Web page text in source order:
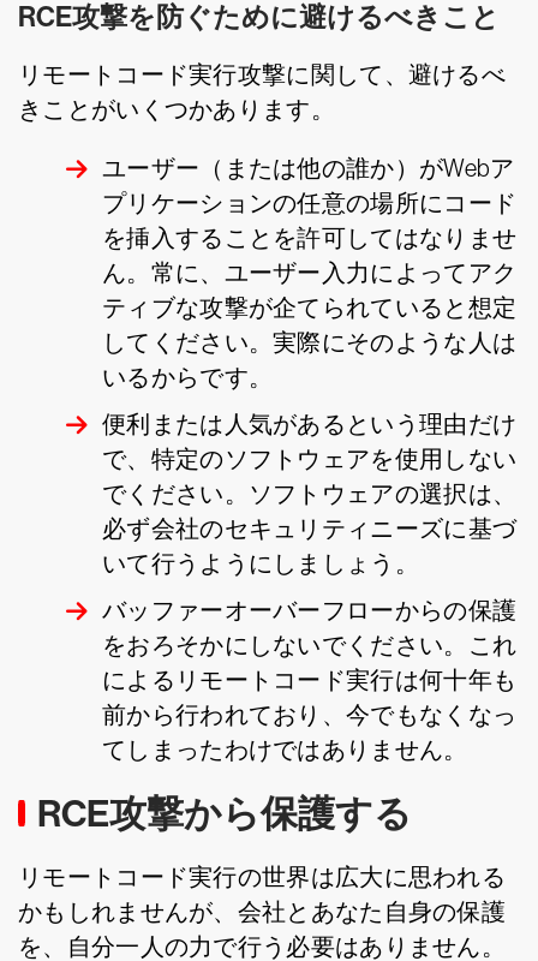
RCE攻撃を防ぐために避けるべきこと
リモートコード実行攻撃に関して、避けるべ
きことがいくつかあります。
ユーザー（または他の誰か）がWebア
プリケーションの任意の場所にコード
を挿入することを許可してはなりませ
ん。常に、ユーザー入力によってアク
ティブな攻撃が企てられていると想定
してください。実際にそのような人は
いるからです。
便利または人気があるという理由だけ
で、特定のソフトウェアを使用しない
でください。ソフトウェアの選択は、
必ず会社のセキュリティニーズに基づ
いて行うようにしましょう。
バッファーオーバーフローからの保護
をおろそかにしないでください。これ
によるリモートコード実行は何十年も
前から行われており、今でもなくなっ
てしまったわけではありません。
RCE攻撃から保護する
リモートコード実行の世界は広大に思われる
かもしれませんが、会社とあなた自身の保護
を、自分一人の力で行う必要はありません。